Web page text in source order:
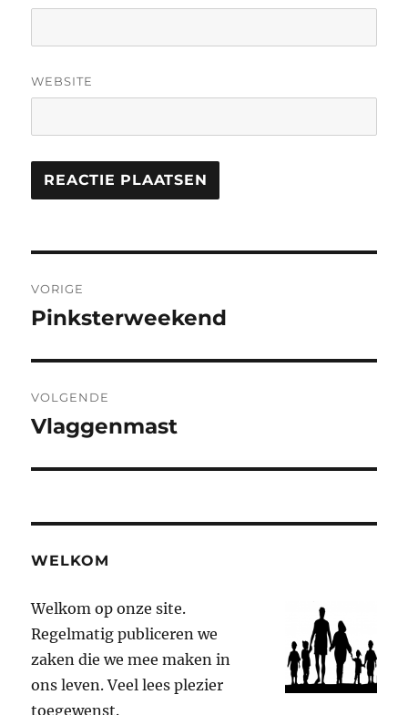
WEBSITE
VORIGE
Vorig
Pinksterweekend
VOLGENDE
Volgend
Vlaggenmast
WELKOM
Welkom op onze site.
Regelmatig publiceren we
zaken die we mee maken in
ons leven. Veel lees plezier
toegewenst.